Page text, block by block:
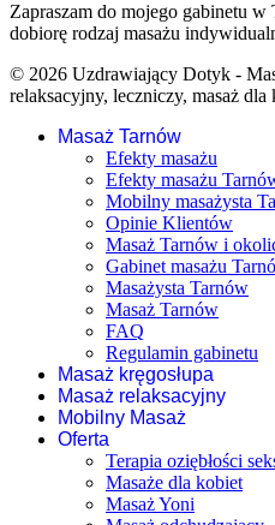
Zapraszam do mojego gabinetu
dobiorę rodzaj masażu
© 2026 Uzdrawiający Dotyk -
relaksacyjny, leczniczy, masaż dla
Masaż Tarnów
Efekty masażu
Efekty masażu
Mobilny masażysta
Opinie Klientów
Masaż Tarnów i
Gabinet masażu
Masażysta Tarnów
Masaż Tarnów
FAQ
Regulamin gabinetu
Masaż kręgosłupa
Masaż relaksacyjny
Mobilny Masaż
Oferta
Terapia oziębłości
Masaże dla kobiet
Masaż Yoni